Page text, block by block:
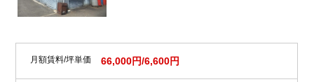
月額賃料/坪単価 66,000円/6,600円